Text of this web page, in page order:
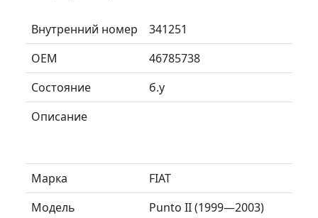
Внутренний номер
341251
ОЕМ
46785738
Состояние
б.у
Описание
Марка
FIAT
Модель
Punto II (1999—2003)